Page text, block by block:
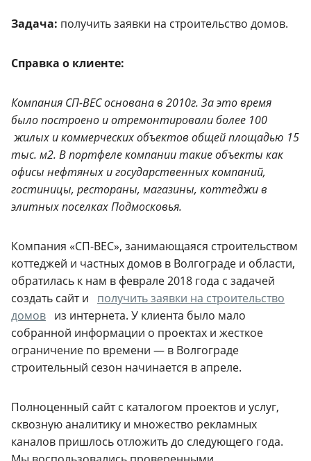
Задача: получить заявки на строительство домов.
Справка о клиенте:
Компания СП-ВЕС основана в 2010г. За это время
было построено и отремонтировали более 100
жилых и коммерческих объектов общей площадью 15
тыс. м2. В портфеле компании такие объекты как
офисы нефтяных и государственных компаний,
гостиницы, рестораны, магазины, коттеджи в
элитных поселках Подмосковья.
Компания «СП-ВЕС», занимающаяся строительством
коттеджей и частных домов в Волгограде и области,
обратилась к нам в феврале 2018 года с задачей
создать сайт и
получить заявки на строительство
домов из интернета. У клиента было мало
собранной информации о проектах и жесткое
ограничение по времени — в Волгограде
строительный сезон начинается в апреле.
Полноценный сайт с каталогом проектов и услуг,
сквозную аналитику и множество рекламных
каналов пришлось отложить до следующего года.